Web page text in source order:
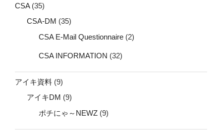
CSA(35)
CSA-DM (35)
CSA E-Mail Questionnaire (2)
CSA INFORMATION (32)
アイキ資料 (9)
アイキDM (9)
ポチにゃ～NEWZ (9)